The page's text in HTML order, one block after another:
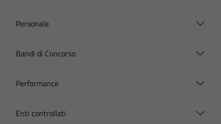
Personale
Bandi di Concorso
Performance
Enti controllati